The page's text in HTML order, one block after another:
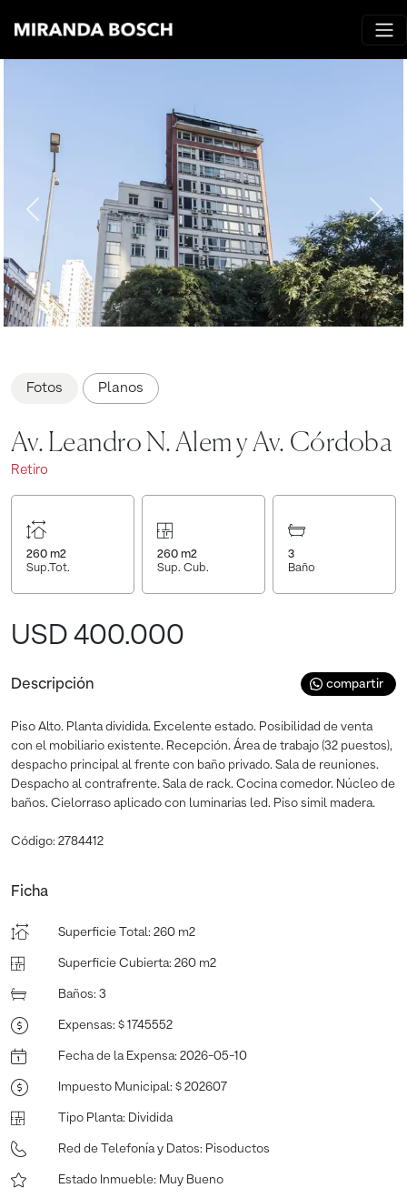
Fotos Planos
Av. Leandro N. Alem y Av. Córdoba
Retiro
260 m2
Sup.Tot.
260 m2
Sup. Cub.
3
Baño
USD 400.000
Descripción compartir
Piso Alto. Planta dividida. Excelente estado. Posibilidad de venta
con el mobiliario existente. Recepción. Área de trabajo (32 puestos),
despacho principal al frente con baño privado. Sala de reuniones.
Despacho al contrafrente. Sala de rack. Cocina comedor. Núcleo de
baños. Cielorraso aplicado con luminarias led. Piso simil madera.
Código: 2784412
Ficha
Superficie Total : 260 m2
Superficie Cubierta: 260 m2
Baños: 3
Expensas: $ 1745552
Fecha de la Expensa: 2026-05-10
Impuesto Municipal : $ 202607
Tipo Planta: Dividida
Red de Telefonía y Datos: Pisoductos
Estado Inmueble: Muy Bueno